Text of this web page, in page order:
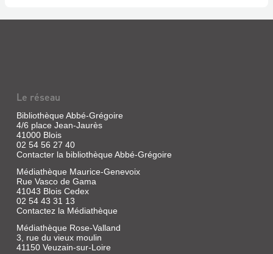
Le réseau
Bibliothèque Abbé-Grégoire
4/6 place Jean-Jaurès
41000 Blois
02 54 56 27 40
Contacter la bibliothèque Abbé-Grégoire
Médiathèque Maurice-Genevoix
Rue Vasco de Gama
41043 Blois Cedex
02 54 43 31 13
Contactez la Médiathèque
Médiathèque Rose-Valland
3, rue du vieux moulin
41150 Veuzain-sur-Loire